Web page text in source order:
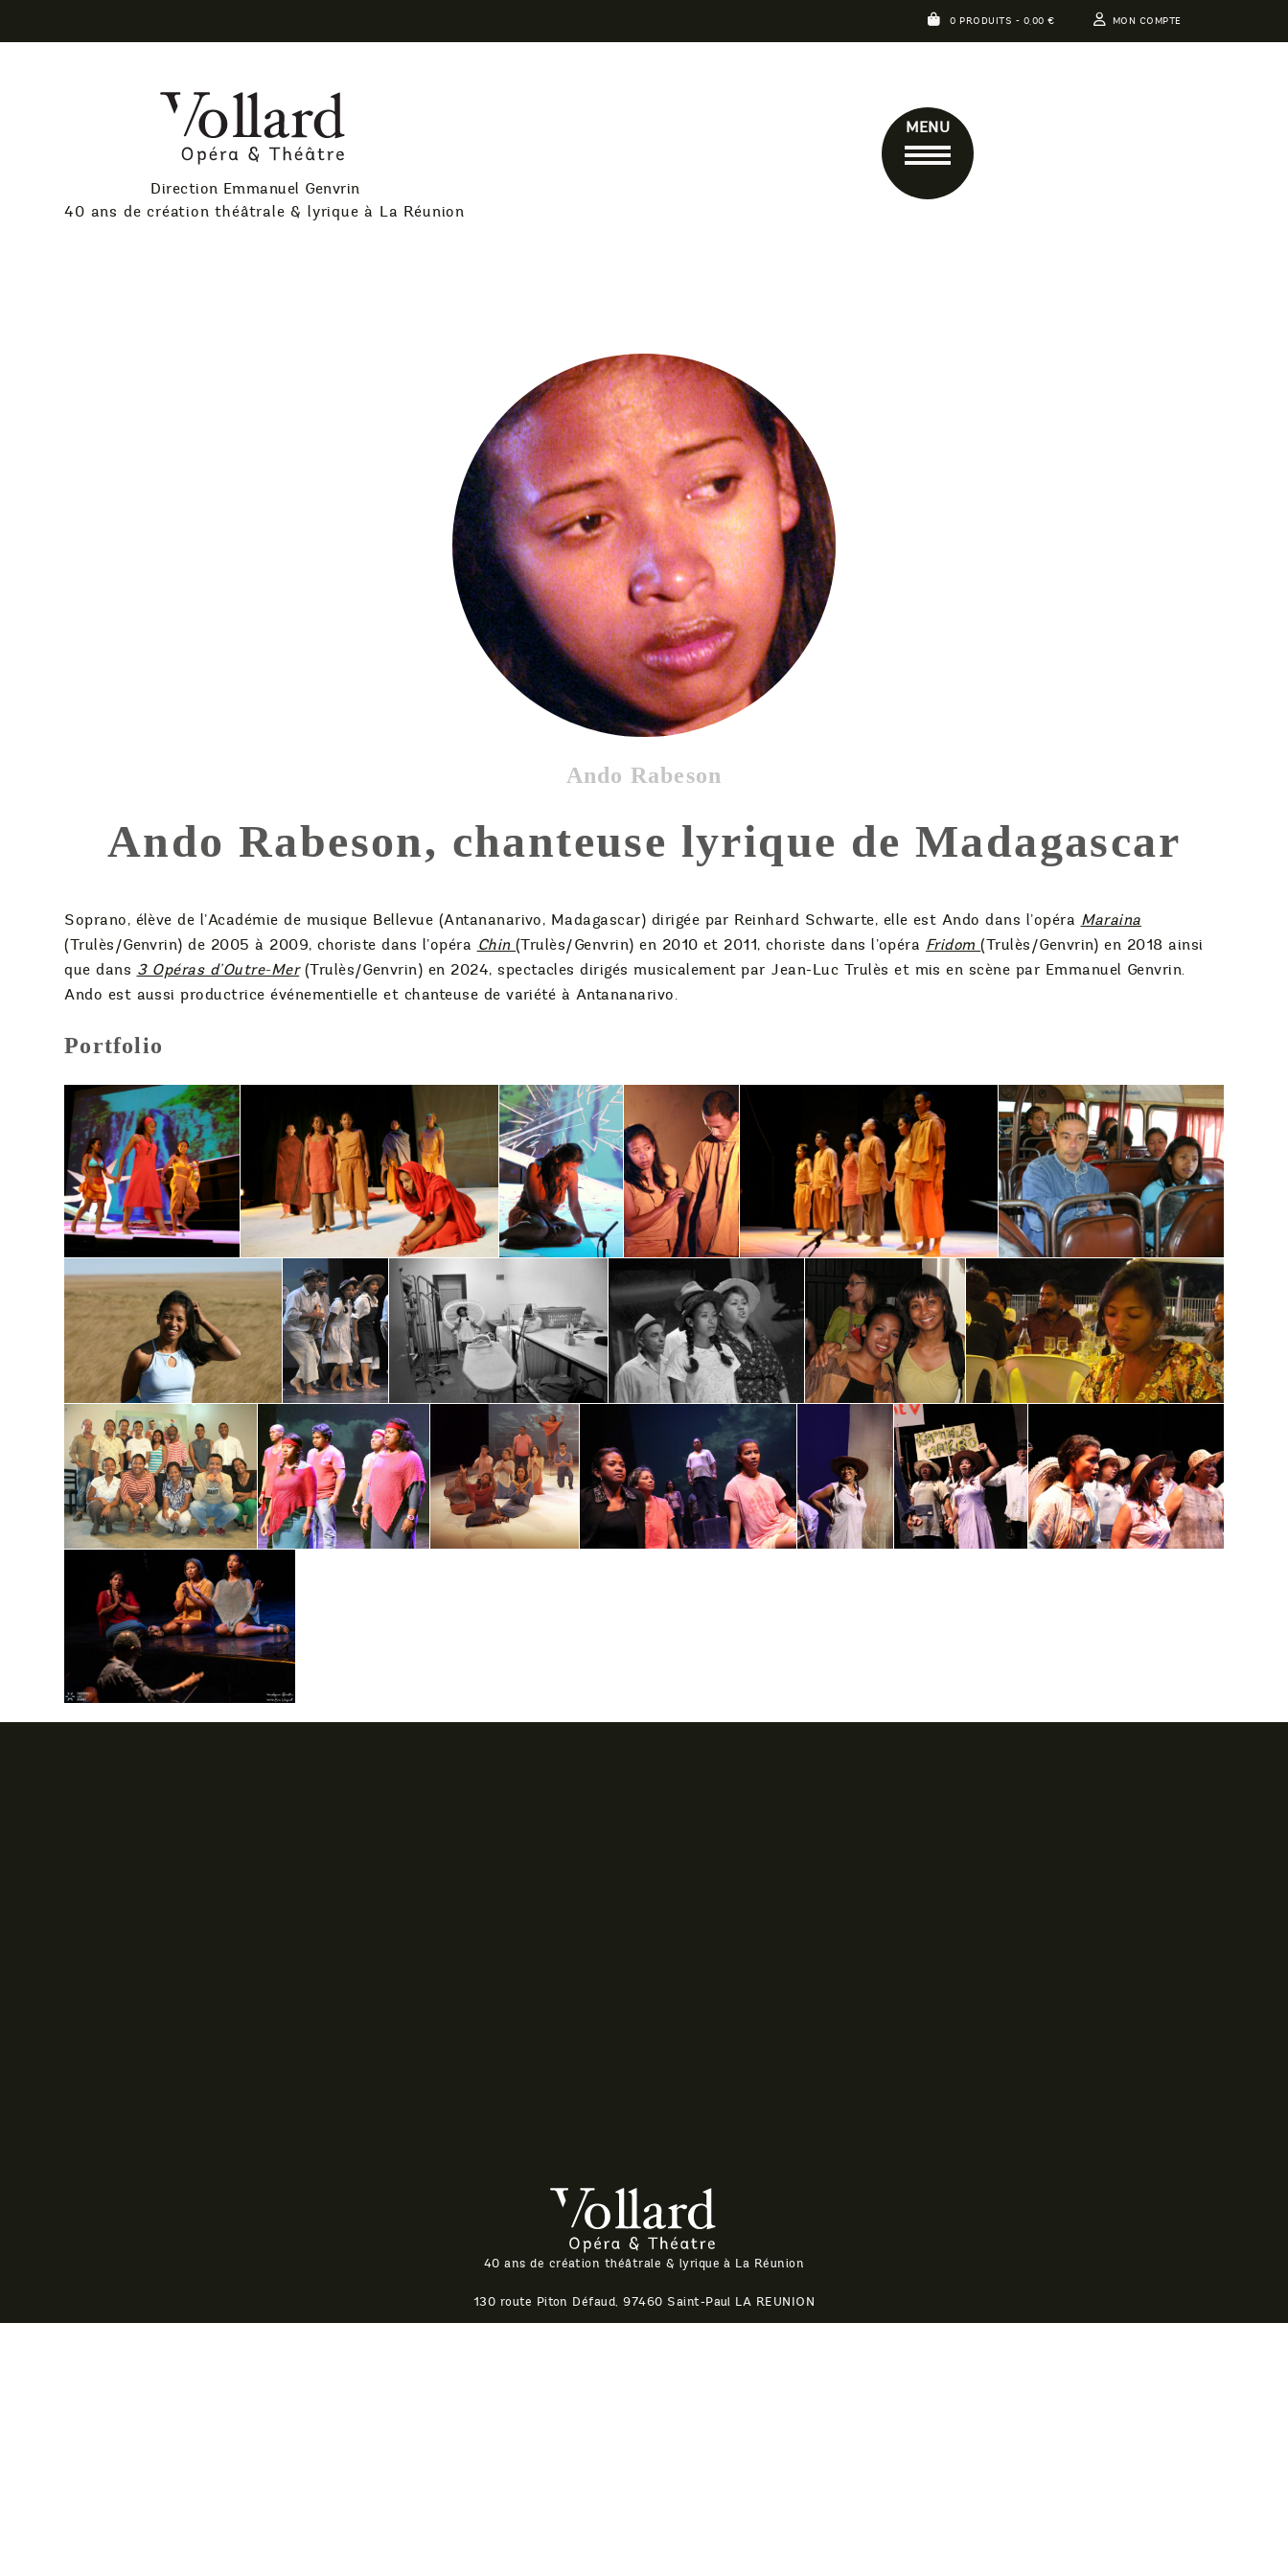
MON COMPTE
0 PRODUITS - 0,00€
Théatre
Vollard
Direction Emmanuel Genvrin
40 ans de création théâtrale & lyrique à La Réunion
MENU
Ando Rabeson
Ando Rabeson, chanteuse lyrique de Madagascar
Soprano, élève de l’Académie de musique Bellevue (Antananarivo, Madagascar) dirigée par Reinhard Schwarte, elle est Ando dans l’opéra Maraina
(Trulès/Genvrin) de 2005 à 2009, choriste dans l’opéra Chin(Trulès/Genvrin) en 2010 et 2011, choriste dans l’opéra Fridom(Trulès/Genvrin) en 2018 ainsi
que dans 3 Opéras d’Outre-Mer(Trulès/Genvrin) en 2024, spectacles dirigés musicalement par Jean-Luc Trulès et mis en scène par Emmanuel Genvrin.
Ando est aussi productrice événementielle et chanteuse de variété à Antananarivo.
Portfolio
Théatre Vollard
40 ans de création théâtrale & lyrique à La Réunion
130 route Piton Défaud, 97460 Saint-Paul LA REUNION